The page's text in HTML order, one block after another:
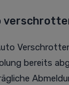
bereits